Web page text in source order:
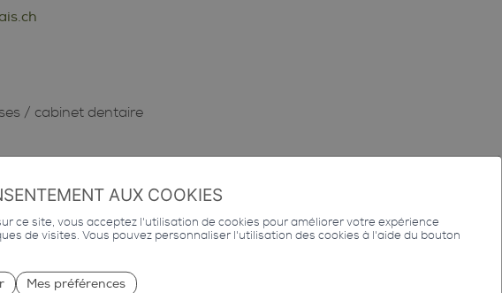
/ cabinet dentaire
AUX COOKIES
ce site, vous acceptez l'utilisation de cookies pour améliorer votre expérience
de visites. Vous pouvez personnaliser l'utilisation des cookies à l'aide du bouton
Mes préférences